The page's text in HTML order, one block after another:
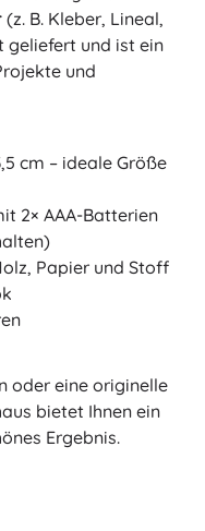
(z. B. Kleber, Lineal,
geliefert und ist ein
und
cm – ideale Größe
2× AAA-Batterien
Papier und Stoff
oder eine originelle
bietet Ihnen ein
Ergebnis.